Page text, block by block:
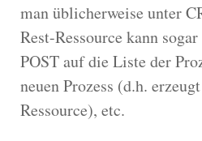
man üblicherweise unter
Rest-Ressource kann
POST auf die Liste der
neuen Prozess (d.h.
Ressource), etc.